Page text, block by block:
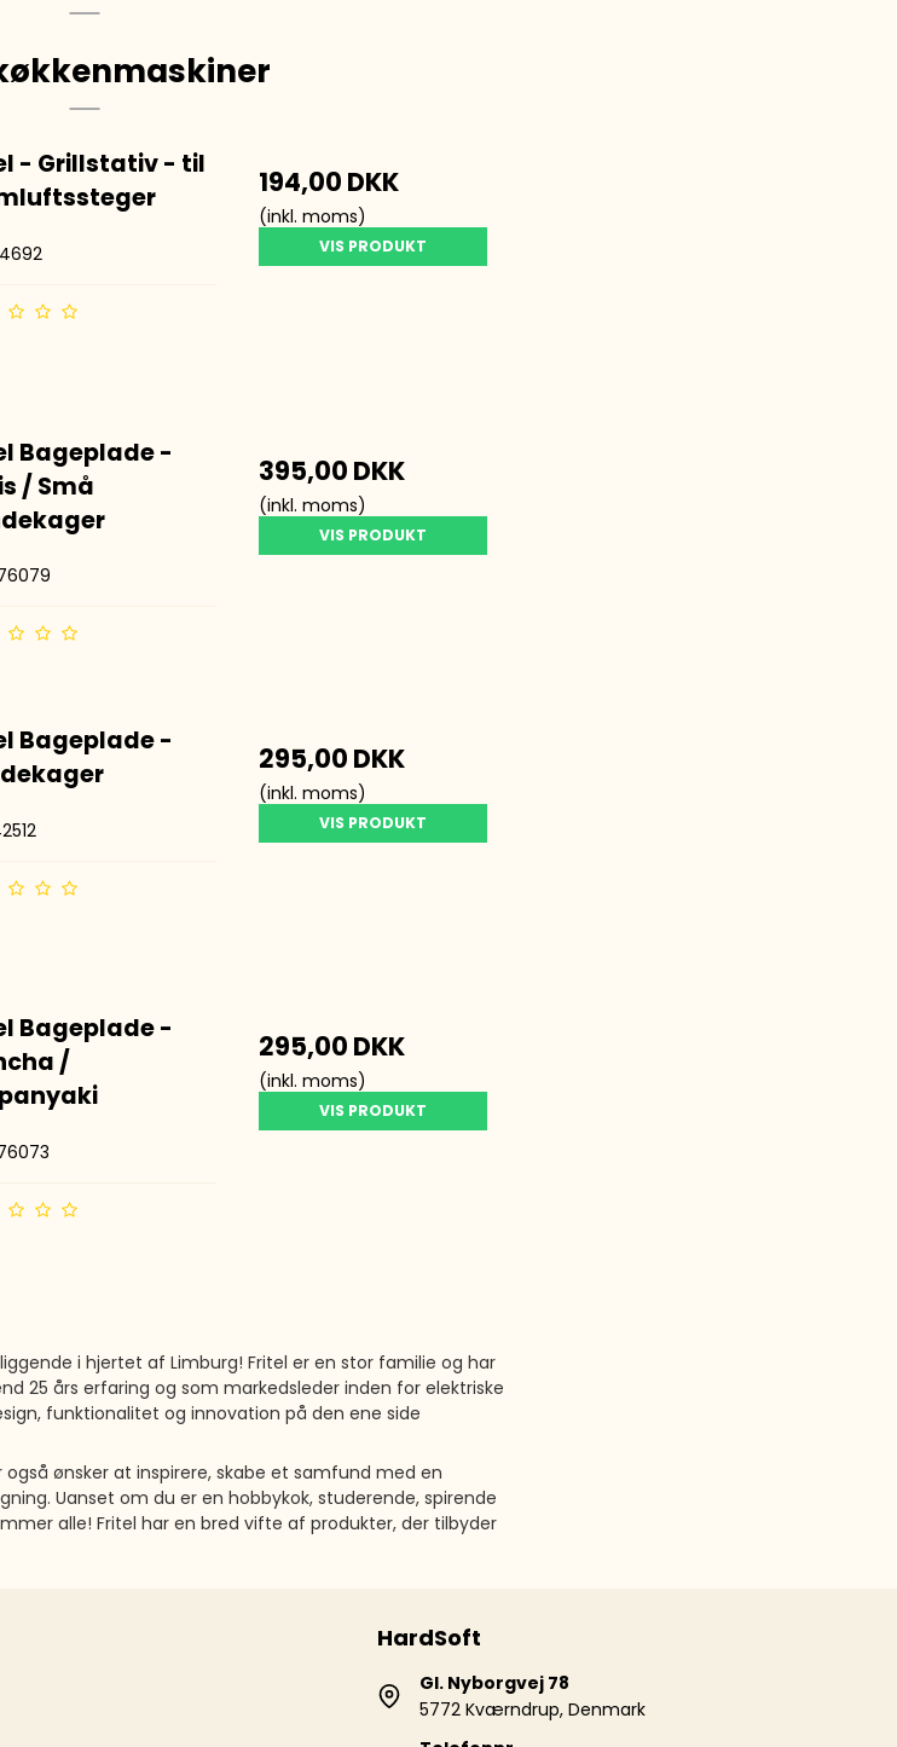
- Grillstativ - til
194,00 DKK
(inkl. moms)
VIS PRODUKT
Bageplade -
/ Små
395,00 DKK
(inkl. moms)
VIS PRODUKT
Bageplade -
295,00 DKK
(inkl. moms)
VIS PRODUKT
Bageplade -
/
295,00 DKK
(inkl. moms)
VIS PRODUKT
i hjertet af Limburg! Fritel er en stor familie og har
25 års erfaring og som markedsleder inden for elektriske
funktionalitet og innovation på den ene side
ønsker at inspirere, skabe et samfund med en
Uanset om du er en hobbykok, studerende, spirende
alle! Fritel har en bred vifte af produkter, der tilbyder
HardSoft
Gl. Nyborgvej 78
5772 Kværndrup, Denmark